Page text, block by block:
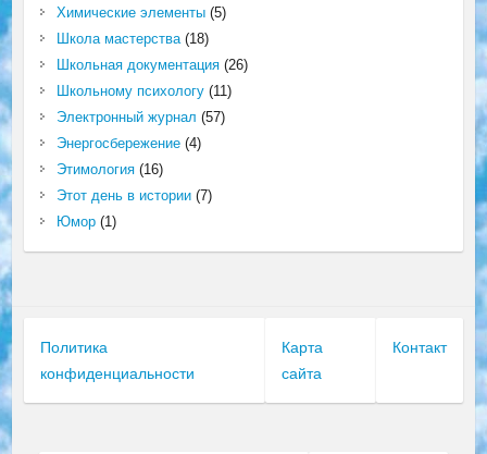
Химические элементы(5)
Школа мастерства(18)
Школьная документация(26)
Школьному психологу(11)
Электронный журнал (57)
Энергосбережение(4)
Этимология(16)
Этот день в истории(7)
Юмор(1)
Политика
конфиденциальности
Карта
сайта
Контакт